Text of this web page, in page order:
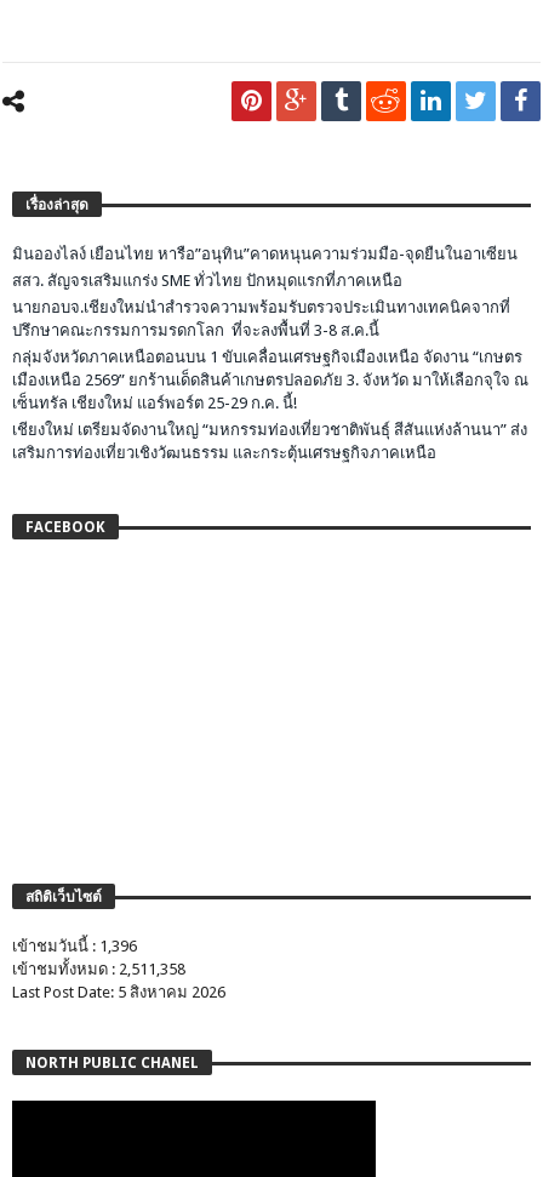
เรื่องล่าสุด
มินอองไลง์ เยือนไทย หารือ”อนุทิน”คาดหนุนความร่วมมือ-จุดยืนในอาเซียน
สสว. สัญจรเสริมแกร่ง SME ทั่วไทย ปักหมุดแรกที่ภาคเหนือ
นายกอบจ.เชียงใหม่นำสำรวจความพร้อมรับตรวจประเมินทางเทคนิคจากที่
ปรึกษาคณะกรรมการมรดกโลก ที่จะลงพื้นที่ 3-8 ส.ค.นี้
กลุ่มจังหวัดภาคเหนือตอนบน 1 ขับเคลื่อนเศรษฐกิจเมืองเหนือ จัดงาน “เกษตร
เมืองเหนือ 2569” ยกร้านเด็ดสินค้าเกษตรปลอดภัย 3. จังหวัด มาให้เลือกจุใจ ณ
เซ็นทรัล เชียงใหม่ แอร์พอร์ต 25-29 ก.ค. นี้!
เชียงใหม่ เตรียมจัดงานใหญ่ “มหกรรมท่องเที่ยวชาติพันธุ์ สีสันแห่งล้านนา” ส่ง
เสริมการท่องเที่ยวเชิงวัฒนธรรม และกระตุ้นเศรษฐกิจภาคเหนือ
FACEBOOK
สถิติเว็บไซต์
เข้าชมวันนี้ : 1,396
เข้าชมทั้งหมด : 2,511,358
Last Post Date: 5 สิงหาคม 2026
NORTH PUBLIC CHANEL